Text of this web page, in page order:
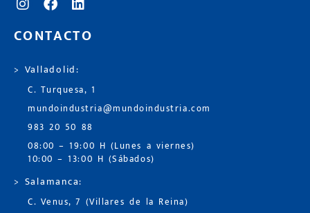
CONTACTO
> Valladolid:
C. Turquesa, 1
mundoindustria@mundoindustria.com
983 20 50 88
08:00 – 19:00 H (Lunes a viernes)
10:00 – 13:00 H (Sábados)
> Salamanca:
C. Venus, 7 (Villares de la Reina)